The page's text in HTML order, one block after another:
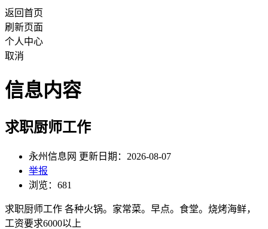
返回首页
刷新页面
个人中心
取消
信息内容
求职厨师工作
永州信息网 更新日期：2026-08-07
举报
浏览：681
求职厨师工作 各种火锅。家常菜。早点。食堂。烧烤海鲜，
工资要求6000以上